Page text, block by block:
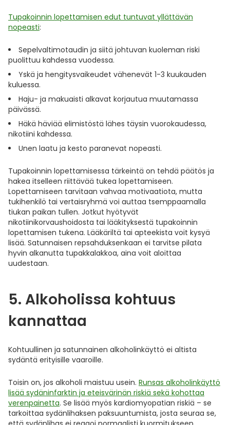
Tupakoinnin lopettamisen edut tuntuvat yllättävän
nopeasti:
Sepelvaltimotaudin ja siitä johtuvan kuoleman riski
puolittuu kahdessa vuodessa.
Yskä ja hengitysvaikeudet vähenevät 1-3 kuukauden
kuluessa.
Haju- ja makuaisti alkavat korjautua muutamassa
päivässä.
Häkä häviää elimistöstä lähes täysin vuorokaudessa,
nikotiini kahdessa.
Unen laatu ja kesto paranevat nopeasti.
Tupakoinnin lopettamisessa tärkeintä on tehdä päätös ja
hakea itselleen riittävää tukea lopettamiseen.
Lopettamiseen tarvitaan vahvaa motivaatiota, mutta
tukihenkilö tai vertaisryhmä voi auttaa tsemppaamalla
tiukan paikan tullen. Jotkut hyötyvät
nikotiinikorvaushoidosta tai lääkityksestä tupakoinnin
lopettamisen tukena. Lääkäriltä tai apteekista voit kysyä
lisää. Satunnaisen repsahduksenkaan ei tarvitse pilata
hyvin alkanutta tupakkalakkoa, aina voit aloittaa
uudestaan.
5. Alkoholissa kohtuus
kannattaa
Kohtuullinen ja satunnainen alkoholinkäyttö ei altista
sydäntä erityisille vaaroille.
Toisin on, jos alkoholi maistuu usein. Runsas alkoholinkäyttö
lisää sydäninfarktin ja eteisvärinän riskiä sekä kohottaa
verenpainetta. Se lisää myös kardiomyopatian riskiä – se
tarkoittaa sydänlihaksen paksuuntumista, josta seuraa se,